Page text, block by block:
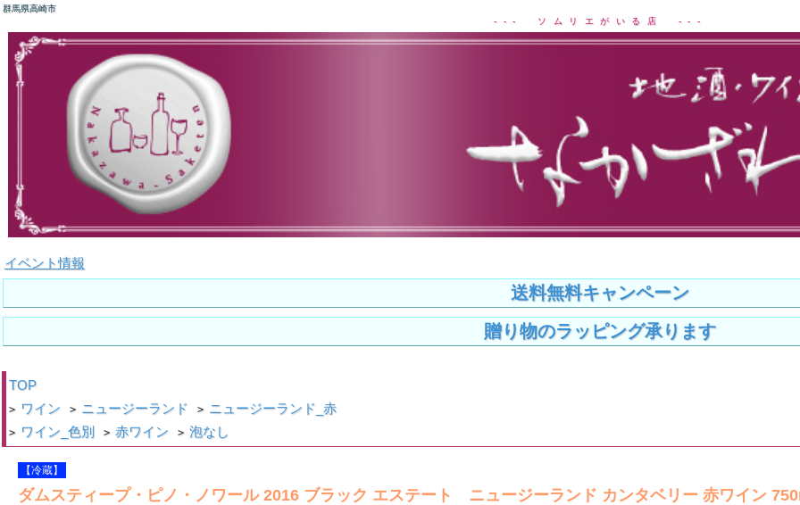
群馬県高崎市
--- ソムリエがいる店 ---
イベント情報
送料無料キャンペーン
贈り物のラッピング承ります
TOP
> ワイン > ニュージーランド > ニュージーランド_赤
> ワイン_色別 > 赤ワイン > 泡なし
【冷蔵】
ダムスティープ・ピノ・ノワール 2016 ブラック エステート ニュージーランド カンタベリー 赤ワイン